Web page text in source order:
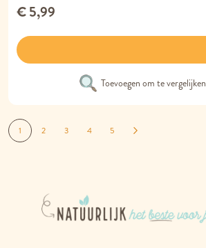
€ 5,99
Toevoegen om te vergelijken
PaginaJe lees momenteel pagina
1 Pagina
2 Pagina
3 Pagina
4 Pagina
5